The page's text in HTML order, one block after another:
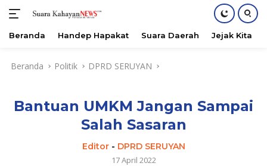
Beranda Handep Hapakat Suara Daerah Jejak Kita
Beranda Politik DPRD SERUYAN
Bantuan UMKM Jangan Sampai
Salah Sasaran
Editor- DPRD SERUYAN
17 April 2022